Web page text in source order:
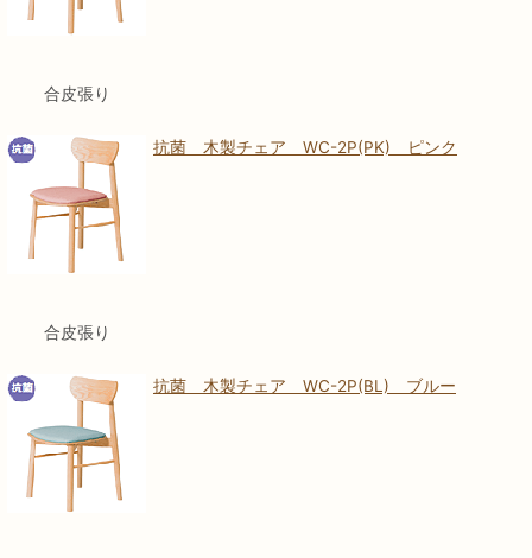
合皮張り
合皮張り
抗菌 木製チェア WC-2P(PK) ピンク
抗菌 木製チェア WC-2P(BL) ブルー